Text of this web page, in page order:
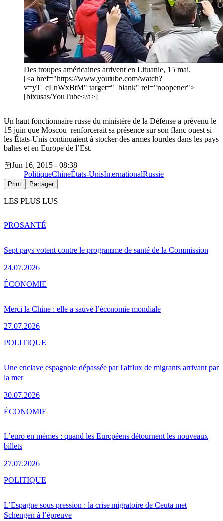
Des troupes américaines arrivent en Lituanie, 15 mai.
[<a href="https://www.youtube.com/watch?
v=yT_cLnWxBtM" target="_blank" rel="noopener">
[bixusas/YouTube</a>]
Un haut fonctionnaire russe du ministère de la Défense a prévenu le
15 juin que Moscou renforcerait sa présence sur son flanc ouest si
les États-Unis continuaient à stocker des armes lourdes dans les pays
baltes et en Europe de l’Est.
Jun 16, 2015 - 08:38
PolitiqueChineÉtats-UnisInternationalRussie
Print Partager
LES PLUS LUS
Sept pays votent contre le programme de santé de la Commission
24.07.2026
PROSANTÉ
Merci la Chine : elle a sauvé l’économie mondiale
27.07.2026
ÉCONOMIE
Une enclave espagnole dépassée par l'afflux de migrants arrivant par
la mer
30.07.2026
POLITIQUE
L’euro en mèmes : quand les Européens détournent les nouveaux
billets
27.07.2026
ÉCONOMIE
L’Espagne sous pression : la crise migratoire de Ceuta met
Schengen à l’épreuve
POLITIQUE